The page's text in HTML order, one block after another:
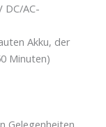
DC/AC-
Akku, der
Minuten)
Gelegenheiten